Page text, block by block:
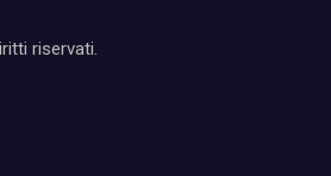
riservati.